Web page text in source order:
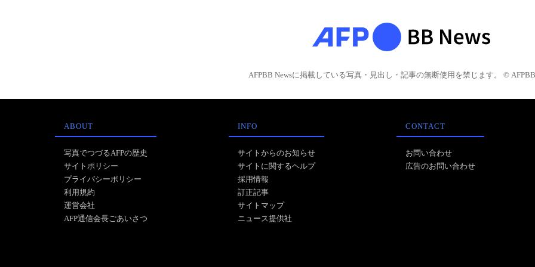
AFPBB Newsに掲載している写真・見出し・記事の無断使用を禁じます。 © AFPBB
ABOUT
写真でつづるAFPの歴史
サイトポリシー
プライバシーポリシー
利用規約
運営会社
AFP通信会長ごあいさつ
INFO
サイトからのお知らせ
サイトに関するヘルプ
採用情報
訂正記事
サイトマップ
ニュース提供社
CONTACT
お問い合わせ
広告のお問い合わせ